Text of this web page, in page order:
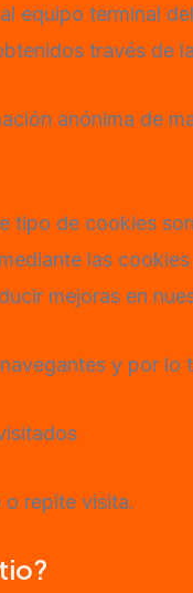
equipo terminal
través de
anónima de
tipo de cookies
las
mejoras en
y por
repite visita.